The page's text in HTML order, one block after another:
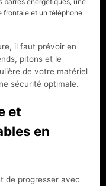
frontale et un téléphone
il faut prévoir en
pitons et le
de votre matériel
sécurité optimale.
et
en
de progresser avec